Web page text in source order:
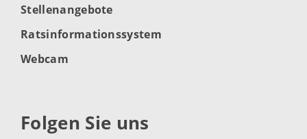
Stellenangebote
Ratsinformationssystem
Webcam
Folgen Sie uns